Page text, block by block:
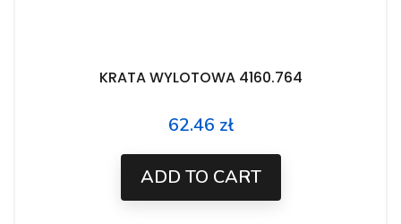
KRATA WYLOTOWA 4160.764
Price
62.46 zł
ADD TO CART